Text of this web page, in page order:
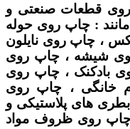
روی قطعات صنعتی و
مانند : چاپ روی حوله
، چاپ روی نایلون
شیشه ، چاپ روی
بادکنک ، چاپ روی
خانگی ، چاپ روی
های پلاستیکی و
چاپ روی ظروف مواد